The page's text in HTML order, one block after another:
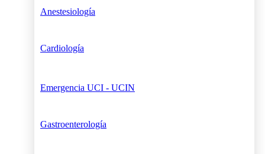
Anestesiología
Cardiología
Emergencia UCI - UCIN
Gastroenterología